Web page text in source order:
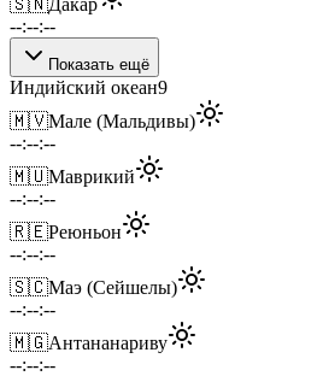
--:--:--
Показать ещё
Индийский океан9
🇲🇻Мале (Мальдивы)
--:--:--
🇲🇺Маврикий
--:--:--
🇷🇪Реюньон
--:--:--
🇸🇨Маэ (Сейшелы)
--:--:--
🇲🇬Антананариву
--:--:--